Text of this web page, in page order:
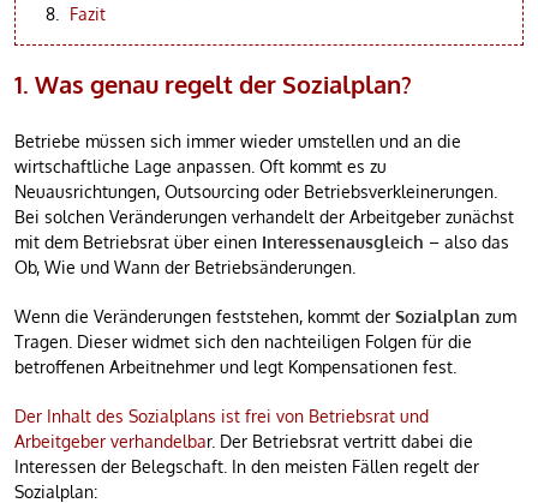
Fazit
1. Was genau regelt der Sozialplan?
Betriebe müssen sich immer wieder umstellen und an die
wirtschaftliche Lage anpassen. Oft kommt es zu
Neuausrichtungen, Outsourcing oder Betriebsverkleinerungen.
Bei solchen Veränderungen verhandelt der Arbeitgeber zunächst
mit dem Betriebsrat über einen Interessenausgleich – also das
Ob, Wie und Wann der Betriebsänderungen.
Wenn die Veränderungen feststehen, kommt der Sozialplan zum
Tragen. Dieser widmet sich den nachteiligen Folgen für die
betroffenen Arbeitnehmer und legt Kompensationen fest.
Der Inhalt des Sozialplans ist frei von Betriebsrat und
Arbeitgeber verhandelbar. Der Betriebsrat vertritt dabei die
Interessen der Belegschaft. In den meisten Fällen regelt der
Sozialplan: